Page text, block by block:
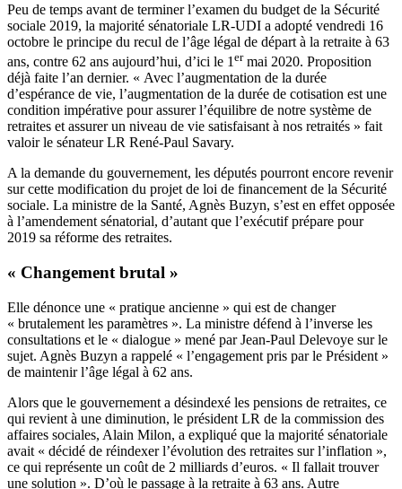
Peu de temps avant de terminer l’examen du budget de la Sécurité
sociale 2019, la majorité sénatoriale LR-UDI a adopté vendredi 16
octobre le principe du recul de l’âge légal de départ à la retraite à 63
ans, contre 62 ans aujourd’hui, d’ici le 1 ermai 2020. Proposition
déjà faite l’an dernier. « Avec l’augmentation de la durée
d’espérance de vie, l’augmentation de la durée de cotisation est une
condition impérative pour assurer l’équilibre de notre système de
retraites et assurer un niveau de vie satisfaisant à nos retraités » fait
valoir le sénateur LR René-Paul Savary.
A la demande du gouvernement, les députés pourront encore revenir
sur cette modification du projet de loi de financement de la Sécurité
sociale. La ministre de la Santé, Agnès Buzyn, s’est en effet opposée
à l’amendement sénatorial, d’autant que l’exécutif prépare pour
2019 sa réforme des retraites.
« Changement brutal »
Elle dénonce une « pratique ancienne » qui est de changer
« brutalement les paramètres ». La ministre défend à l’inverse les
consultations et le « dialogue » mené par Jean-Paul Delevoye sur le
sujet. Agnès Buzyn a rappelé « l’engagement pris par le Président »
de maintenir l’âge légal à 62 ans.
Alors que le gouvernement a désindexé les pensions de retraites, ce
qui revient à une diminution, le président LR de la commission des
affaires sociales, Alain Milon, a expliqué que la majorité sénatoriale
avait « décidé de réindexer l’évolution des retraites sur l’inflation »,
ce qui représente un coût de 2 milliards d’euros. « Il fallait trouver
une solution ». D’où le passage à la retraite à 63 ans. Autre